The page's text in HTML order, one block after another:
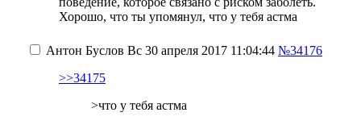
Хорошо, что ты упомянул, что у тебя астма
Антон Буслов Вс 30 апреля 2017 11:04:44 №34176
>>34175
>что у тебя астма